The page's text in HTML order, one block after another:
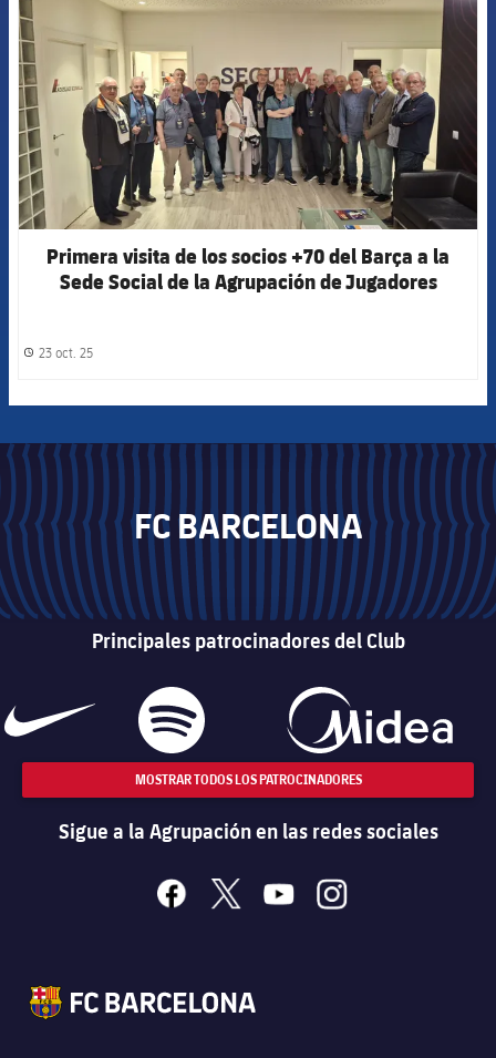
Primera visita de los socios +70 del Barça a la
Sede Social de la Agrupación de Jugadores
label.share.clock
23 oct. 25
FC BARCELONA
Principales patrocinadores del Club
MOSTRAR TODOS LOS PATROCINADORES
Sigue a la Agrupación en las redes sociales
facebook
x youtubeinstagram